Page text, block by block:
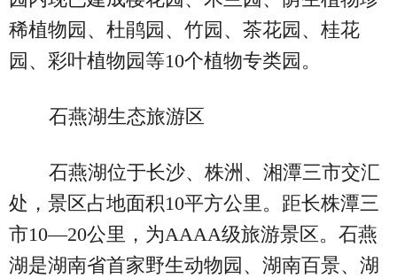
稀植物园、杜鹃园、竹园、茶花园、桂花
园、彩叶植物园等10个植物专类园。
石燕湖生态旅游区
石燕湖位于长沙、株洲、湘潭三市交汇
处，景区占地面积10平方公里。距长株潭三
市10—20公里，为AAAA级旅游景区。石燕
湖是湖南省首家野生动物园、湖南百景、湖